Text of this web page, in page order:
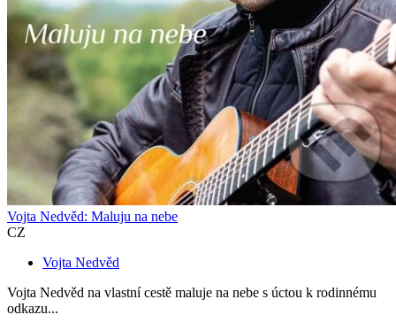
Vojta Nedvěd: Maluju na nebe
CZ
Vojta Nedvěd
Vojta Nedvěd na vlastní cestě maluje na nebe s úctou k rodinnému
odkazu...